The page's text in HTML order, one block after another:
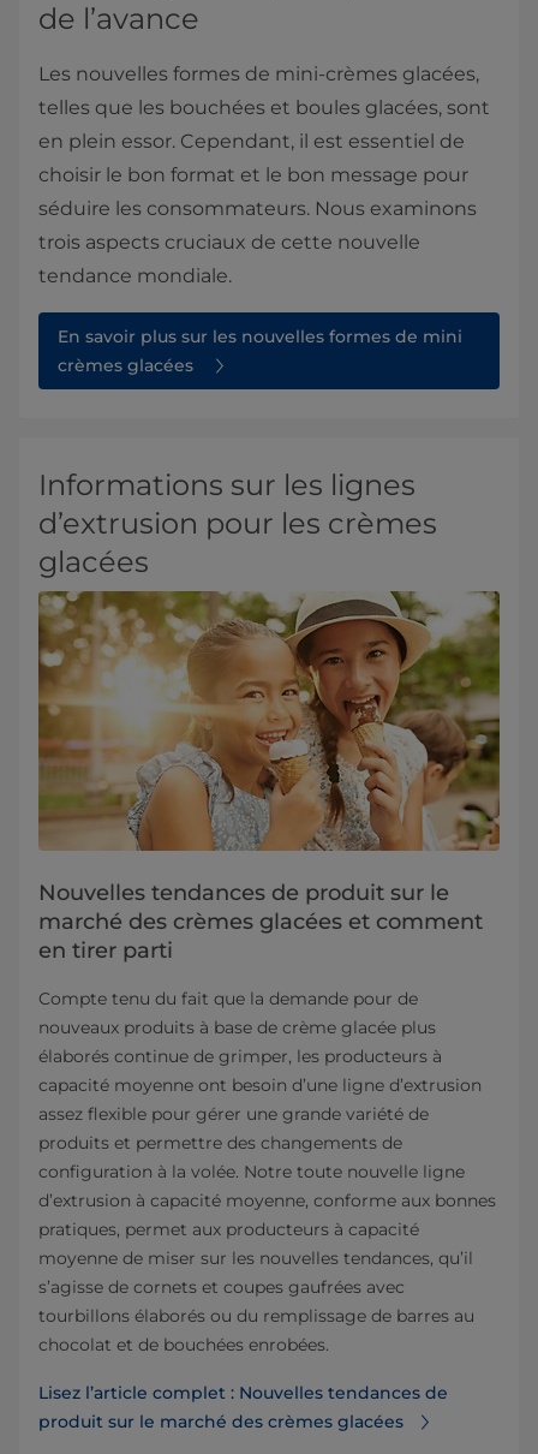
de l’avance
Les nouvelles formes de mini-crèmes glacées,
telles que les bouchées et boules glacées, sont
en plein essor. Cependant, il est essentiel de
choisir le bon format et le bon message pour
séduire les consommateurs. Nous examinons
trois aspects cruciaux de cette nouvelle
tendance mondiale.
En savoir plus sur les nouvelles formes de mini
crèmes glacées
Informations sur les lignes
d’extrusion pour les crèmes
glacées
Nouvelles tendances de produit sur le
marché des crèmes glacées et comment
en tirer parti
Compte tenu du fait que la demande pour de
nouveaux produits à base de crème glacée plus
élaborés continue de grimper, les producteurs à
capacité moyenne ont besoin d’une ligne d’extrusion
assez flexible pour gérer une grande variété de
produits et permettre des changements de
configuration à la volée. Notre toute nouvelle ligne
d’extrusion à capacité moyenne, conforme aux bonnes
pratiques, permet aux producteurs à capacité
moyenne de miser sur les nouvelles tendances, qu’il
s’agisse de cornets et coupes gaufrées avec
tourbillons élaborés ou du remplissage de barres au
chocolat et de bouchées enrobées.
Lisez l’article complet : Nouvelles tendances de
produit sur le marché des crèmes glacées